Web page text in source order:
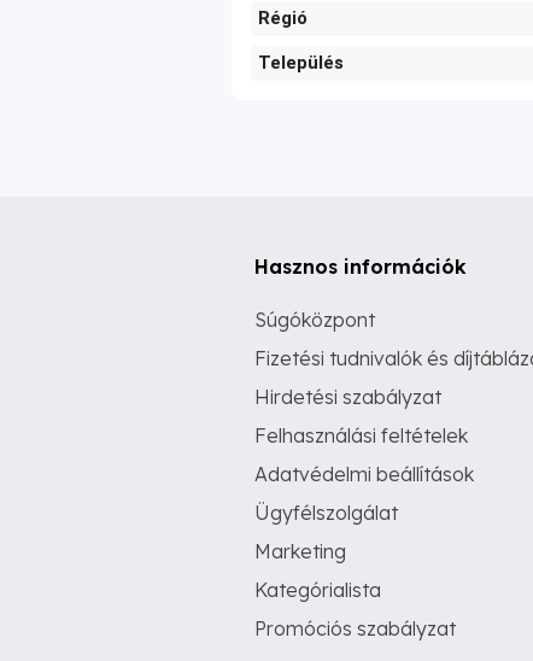
Régió
Település
Hasznos információk
Súgóközpont
Fizetési tudnivalók és
Hirdetési szabályzat
Felhasználási feltételek
Adatvédelmi beállítások
Ügyfélszolgálat
Marketing
Kategórialista
Promóciós szabályzat